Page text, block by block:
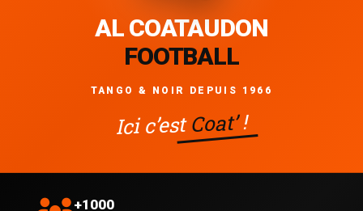
AL COATAUDON
FOOTBALL
TANGO & NOIR DEPUIS 1966
Ici c’estCoat’!
+1000